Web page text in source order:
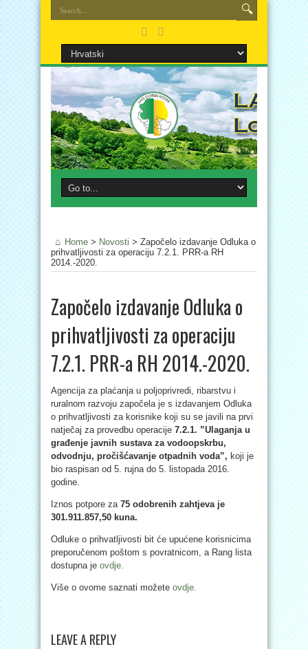
Home > Novosti > Započelo izdavanje Odluka o
prihvatljivosti za operaciju 7.2.1. PRR-a RH
2014.-2020.
Započelo izdavanje Odluka o
prihvatljivosti za operaciju
7.2.1. PRR-a RH 2014.-2020.
Agencija za plaćanja u poljoprivredi, ribarstvu i
ruralnom razvoju započela je s izdavanjem Odluka
o prihvatljivosti za korisnike koji su se javili na prvi
natječaj za provedbu operacije 7.2.1. ”Ulaganja u
građenje javnih sustava za vodoopskrbu,
odvodnju, pročišćavanje otpadnih voda”, koji je
bio raspisan od 5. rujna do 5. listopada 2016.
godine.
Iznos potpore za75 odobrenih zahtjeva je
301.911.857,50 kuna.
Odluke o prihvatljivosti bit će upućene korisnicima
preporučenom poštom s povratnicom, a Rang lista
dostupna je ovdje.
Više o ovome saznati možete ovdje.
LEAVE A REPLY